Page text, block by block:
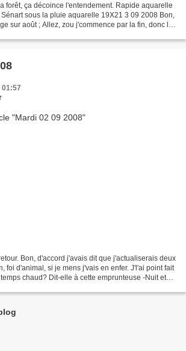
forêt, ça décoince l'entendement. Rapide aquarelle
sous la pluie aquarelle 19X21 3 09 2008 Bon,
sur août ; Allez, zou j'commence par la fin, donc les
01:57
Bon, d'accord j'avais dit que j'actualiserais deux
foi d'animal, si je mens j'vais en enfer. J'l'ai point fait
chaud? Dit-elle à cette emprunteuse -Nuit et